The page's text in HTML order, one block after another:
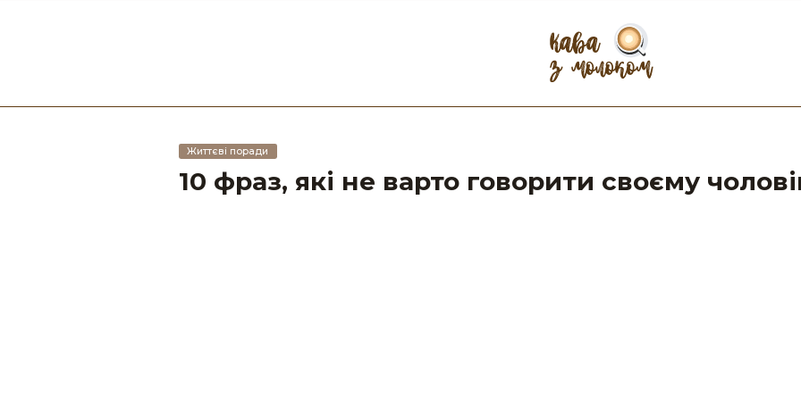
Життєві поради
10 фраз, які не варто говорити своєму